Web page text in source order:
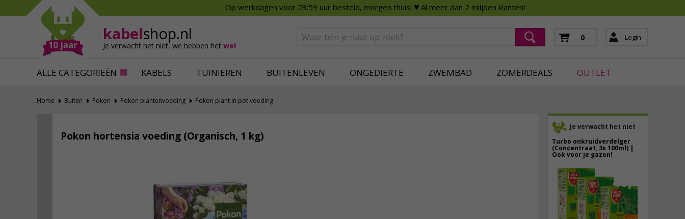
Op werkdagen voor 23:59 uur besteld, morgen thuis! ♥ Al meer dan 2 miljoen klanten!
kabelshop.nl
Je verwacht het niet, we hebben het wel
0 Login
ALLE CATEGORIEËN KABELS TUINIEREN BUITENLEVEN ONGEDIERTE ZWEMBAD ZOMERDEALS OUTLET
Mollen verjagen
Slakken bestrijden
Katten verjagen
Alles tegen ongedierte
Verfbenodigdheden
Behangbenodigdheden
Ventilatie
Smart Home
Deurbellen
Slimme beveiliging
Home Buiten Pokon Pokon plantenvoeding Pokon plant in pot voeding
Je verwacht het niet
Turbo onkruidverdelger
(Concentraat, 3x 100ml) |
Ook voor je gazon!
40,
Pokon hortensia voeding (Organisch, 1 kg)